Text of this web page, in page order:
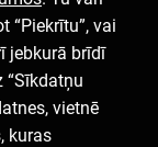
“Piekrītu”, vai
jebkurā brīdī
“Sīkdatņu
vietnē
kuras